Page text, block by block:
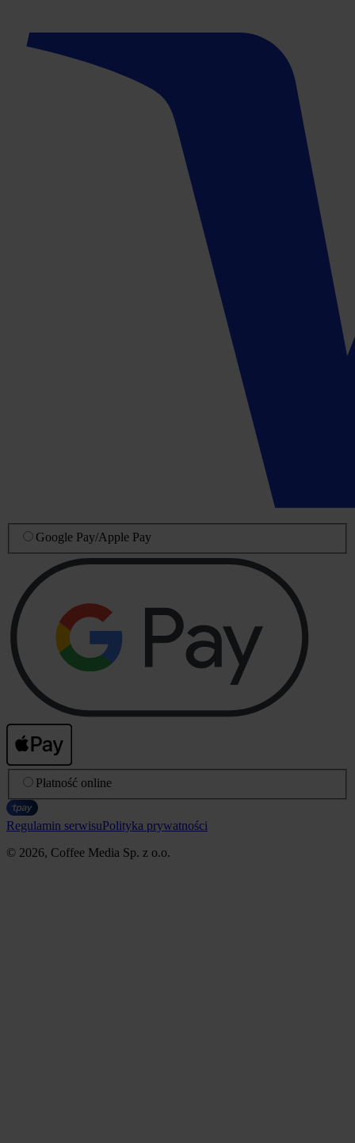
Google Pay/Apple Pay
Płatność online
Regulamin serwisuPolityka prywatności
© 2026, Coffee Media Sp. z o.o.